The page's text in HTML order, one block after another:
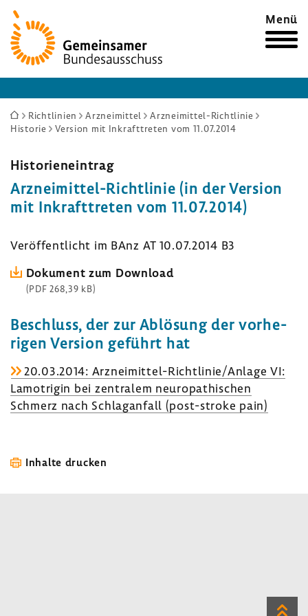
Zur
Startseite
Menü
Sie
sind
Richtlinien Arzneimittel
Arzneimittel-Richtlinie
Historie
Version mit Inkrafttreten vom 11.07.2014
Histo­ri­en­ein­trag
Arzneimittel-​Richtlinie (in der Version
mit Inkraft­treten vom 11.07.2014)
Veröf­fent­licht im BAnz AT 10.07.2014 B3
Doku­ment zum Down­load
(PDF 268,39 kB)
Beschluss, der zur Ablö­sung der vorhe­
rigen Version geführt hat
20.03.2014: Arzneimittel-​Richtlinie/Anlage VI:
Lamo­trigin bei zentralem neuro­pa­thi­schen
Schmerz nach Schlag­an­fall (post-​stroke pain)
Inhalte drucken
Zum